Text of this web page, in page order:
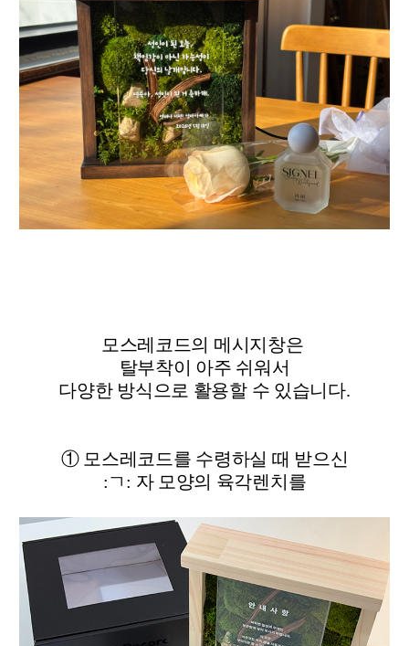
모스레코드의 메시지창은
탈부착이 아주 쉬워서
다양한 방식으로 활용할 수 있습니다.
① 모스레코드를 수령하실 때 받으신
:ㄱ: 자 모양의 육각렌치를